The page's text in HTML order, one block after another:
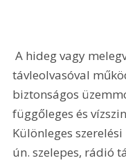
A hideg vagy melegvízmérő is képes rádiós
távleolvasóval
biztonságos
függőleges és
Különleges
ún. szelepes, rádió